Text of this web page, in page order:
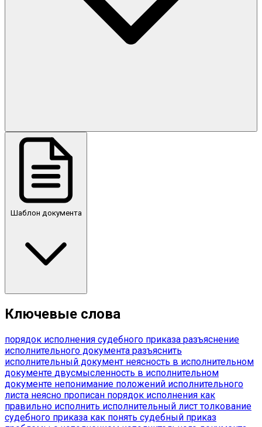
Шаблон документа
Ключевые слова
порядок исполнения судебного приказа разъяснение
исполнительного документа разъяснить
исполнительный документ неясность в исполнительном
документе двусмысленность в исполнительном
документе непонимание положений исполнительного
листа неясно прописан порядок исполнения как
правильно исполнить исполнительный листтолкование
судебного приказа как понять судебный приказ